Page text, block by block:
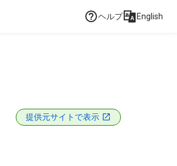
ヘルプ English
提供元サイトで表示